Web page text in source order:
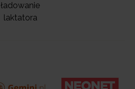
ładowanie
laktatora